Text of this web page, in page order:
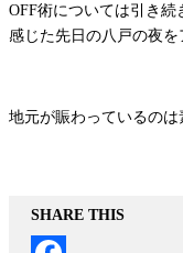
OFF術については引き続
感じた先日の八戸の夜を
地元が賑わっているのは
SHARE THIS